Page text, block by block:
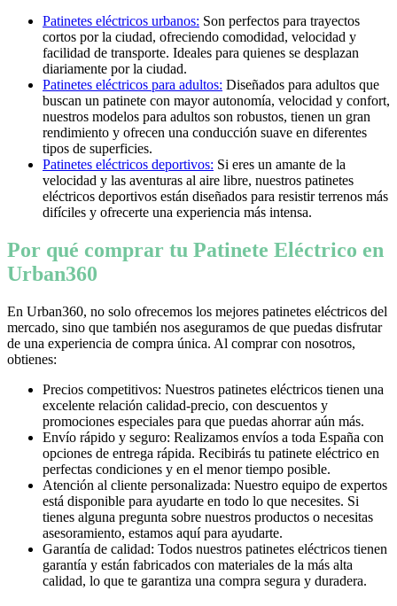
Patinetes eléctricos urbanos: Son perfectos para trayectos
cortos por la ciudad, ofreciendo comodidad, velocidad y
facilidad de transporte. Ideales para quienes se desplazan
diariamente por la ciudad.
Patinetes eléctricos para adultos: Diseñados para adultos que
buscan un patinete con mayor autonomía, velocidad y confort,
nuestros modelos para adultos son robustos, tienen un gran
rendimiento y ofrecen una conducción suave en diferentes
tipos de superficies.
Patinetes eléctricos deportivos: Si eres un amante de la
velocidad y las aventuras al aire libre, nuestros patinetes
eléctricos deportivos están diseñados para resistir terrenos más
difíciles y ofrecerte una experiencia más intensa.
Por qué comprar tu Patinete Eléctrico en
Urban360
En Urban360, no solo ofrecemos los mejores patinetes eléctricos del
mercado, sino que también nos aseguramos de que puedas disfrutar
de una experiencia de compra única. Al comprar con nosotros,
obtienes:
Precios competitivos: Nuestros patinetes eléctricos tienen una
excelente relación calidad-precio, con descuentos y
promociones especiales para que puedas ahorrar aún más.
Envío rápido y seguro: Realizamos envíos a toda España con
opciones de entrega rápida. Recibirás tu patinete eléctrico en
perfectas condiciones y en el menor tiempo posible.
Atención al cliente personalizada: Nuestro equipo de expertos
está disponible para ayudarte en todo lo que necesites. Si
tienes alguna pregunta sobre nuestros productos o necesitas
asesoramiento, estamos aquí para ayudarte.
Garantía de calidad: Todos nuestros patinetes eléctricos tienen
garantía y están fabricados con materiales de la más alta
calidad, lo que te garantiza una compra segura y duradera.